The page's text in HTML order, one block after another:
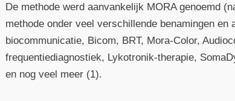
De methode werd aanvankelijk MORA genoemd
methode onder veel verschillende benamingen
biocommunicatie, Bicom, BRT, Mora-Color,
frequentiediagnostiek, Lykotronik-therapie,
en nog veel meer (1).